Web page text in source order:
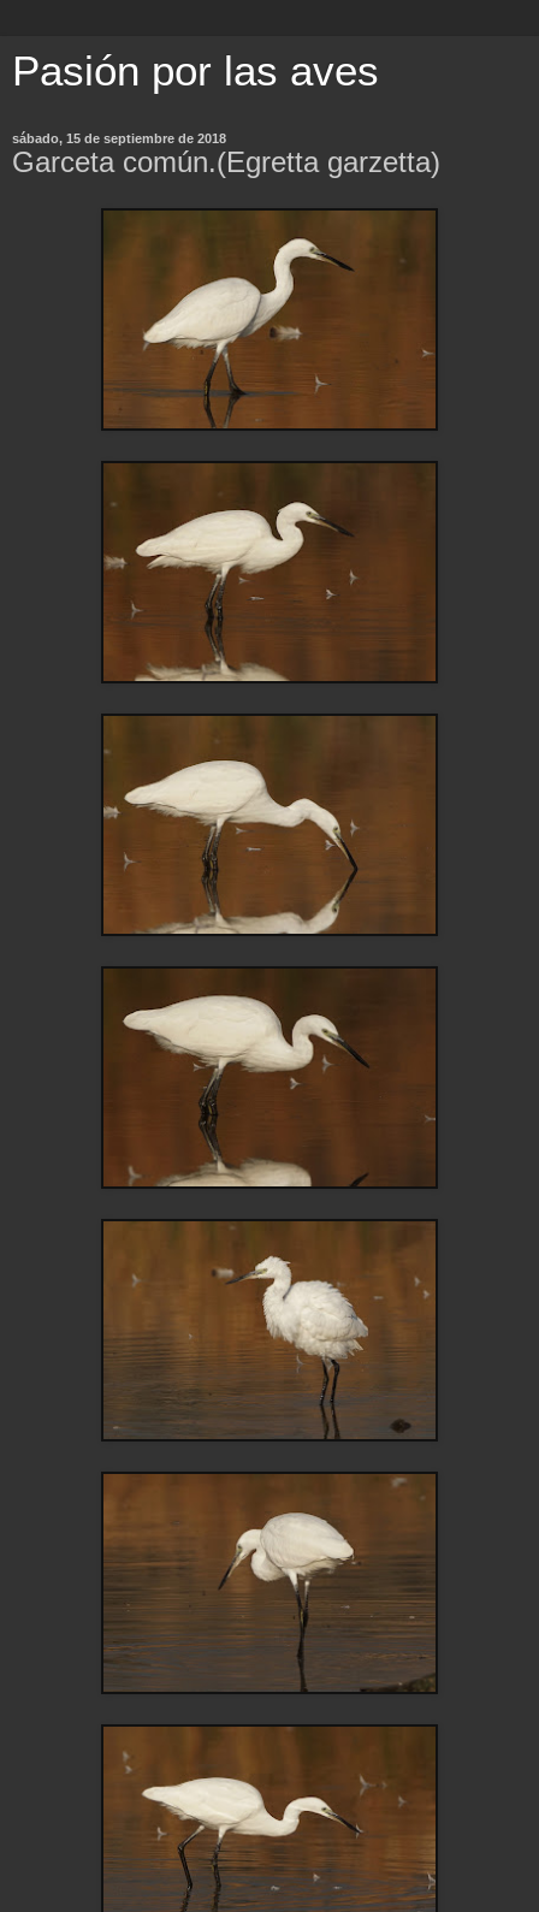
Pasión por las aves
sábado, 15 de septiembre de 2018
Garceta común.(Egretta garzetta)